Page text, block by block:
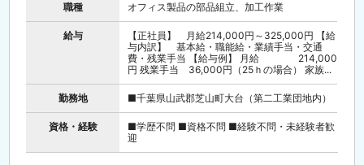
職種 オフィス製品の部品組立、加工作業
給与
【正社員】 月給214,000円～325,000円 【給
与内訳】 基本給・職能給・業績手当・交通
費・残業手当 【給与例】 月給 214,000
円 残業手当 36,000円（25ｈの場合） 家族...
勤務地 ■千葉県山武郡芝山町大台（第二工業団地内）
資格・経験
■学歴不問 ■資格不問 ■経験不問・未経験者歓
迎